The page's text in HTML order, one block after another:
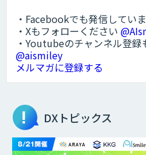
・Facebookでも発信してい
・Xもフォローください
・Youtubeのチャンネル登
@aismiley
メルマガに登録する
DXトピックス